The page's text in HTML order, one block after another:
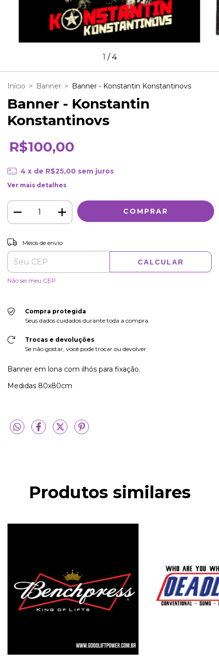
1 /4
Início > Banner > Banner - Konstantin Konstantinovs
Banner - Konstantin
Konstantinovs
R$100,00
4 x de R$25,00 sem juros
Ver mais detalhes
Entregas para o CEP:
Meios de envio
CALCULAR
Não sei meu CEP
Compra protegida
Seus dados cuidados durante toda a compra.
Trocas e devoluções
Se não gostar, você pode trocar ou devolver.
Banner em lona com ilhós para fixação.
Medidas 80x80cm
Produtos similares